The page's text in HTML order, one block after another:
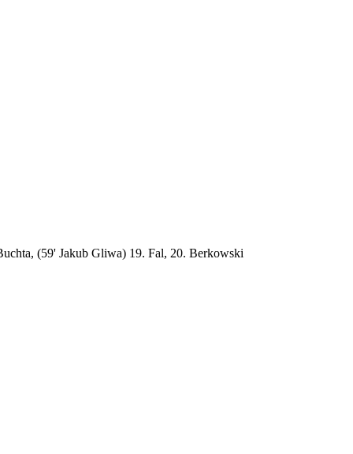
(59' Jakub Gliwa) 19. Fal, 20. Berkowski